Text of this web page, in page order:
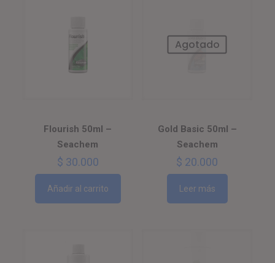
Flourish 50ml –
Seachem
$ 30.000
Añadir al carrito
Agotado
Gold Basic 50ml –
Seachem
$ 20.000
Leer más